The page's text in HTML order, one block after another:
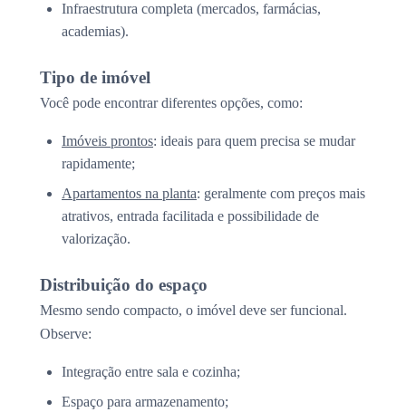
Infraestrutura completa (mercados, farmácias,
academias).
Tipo de imóvel
Você pode encontrar diferentes opções, como:
Imóveis prontos: ideais para quem precisa se mudar
rapidamente;
Apartamentos na planta: geralmente com preços mais
atrativos, entrada facilitada e possibilidade de
valorização.
Distribuição do espaço
Mesmo sendo compacto, o imóvel deve ser funcional.
Observe:
Integração entre sala e cozinha;
Espaço para armazenamento;